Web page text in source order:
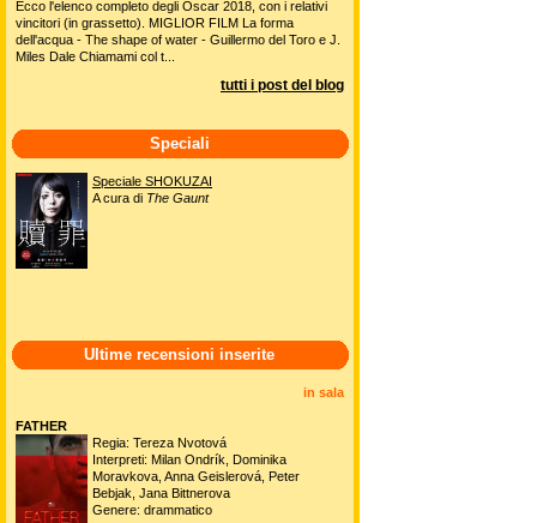
Ecco l'elenco completo degli Oscar 2018, con i relativi
vincitori (in grassetto). MIGLIOR FILM La forma
dell'acqua - The shape of water - Guillermo del Toro e J.
Miles Dale Chiamami col t...
tutti i post del blog
Speciali
Speciale SHOKUZAI
A cura di The Gaunt
Ultime recensioni inserite
in sala
FATHER
Regia: Tereza Nvotová
Interpreti: Milan Ondrík, Dominika
Moravkova, Anna Geislerová, Peter
Bebjak, Jana Bittnerova
Genere: drammatico